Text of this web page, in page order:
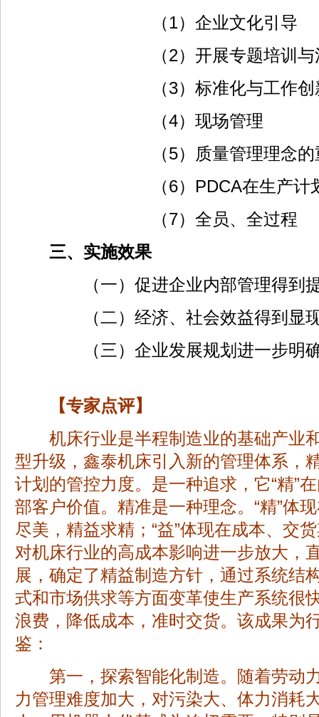
（1）企业文化引导
（2）开展专题培训与
（3）标准化与工作创
（4）现场管理
（5）质量管理理念的重
（6）PDCA在生产计划管
（7）全员、全过程
三、实施效果
（一）促进企业内部管理得到
（二）经济、社会效益得到显
（三）企业发展规划进一步明
【专家点评】
机床行业是半程制造业的基础产业
型升级，鑫泰机床引入新的管理体系，
计划的管控力度。是一种追求，它“精”
部客户价值。精准是一种理念。“精”体
尽美，精益求精；“益”体现在成本、交
对机床行业的高成本影响进一步放大，
展，确定了精益制造方针，通过系统结
式和市场供求等方面变革使生产系统很
浪费，降低成本，准时交货。该成果为
鉴：
第一，探索智能化制造。随着劳动
力管理难度加大，对污染大、体力消耗